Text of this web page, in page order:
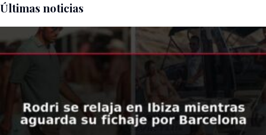
Últimas noticias